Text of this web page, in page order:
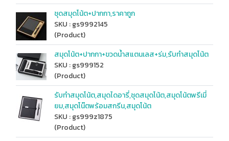
ชุดสมุดโน้ต+ปากกา,ราคาถูก
SKU : gs9992145
(Product)
สมุดโน้ต+ปากกา+ขวดน้ำสแตนเลส+ร่ม,รับทำสมุดโน้ต
SKU : gs999152
(Product)
รับทำสมุดโน้ต,สมุดไดอารี่,ชุดสมุดโน้ต,สมุดโน้ตพรีเมี่
ยม,สมุดโน๊ตพร้อมสกรีน,สมุดโน้ต
SKU : gs999z1875
(Product)